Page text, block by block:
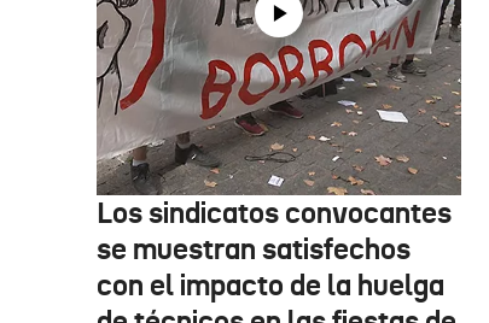
Los sindicatos convocantes
se muestran satisfechos
con el impacto de la huelga